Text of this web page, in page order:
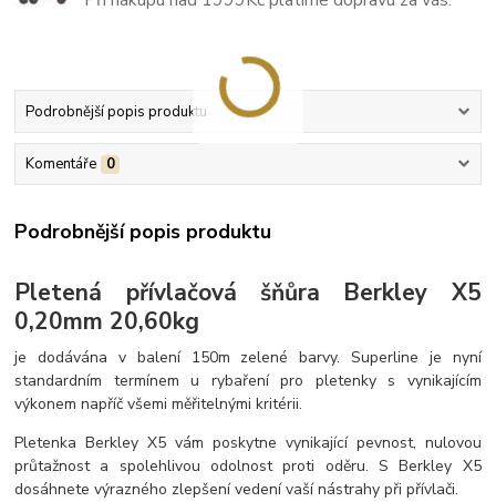
Podrobnější popis produktu
Komentáře 0
Podrobnější popis produktu
Pletená přívlačová šňůra Berkley X5
0,20mm 20,60kg
je dodávána v balení 150m zelené barvy. Superline je nyní
standardním termínem u rybaření pro pletenky s vynikajícím
výkonem napříč všemi měřitelnými kritérii.
Pletenka Berkley X5 vám poskytne vynikající pevnost, nulovou
průtažnost a spolehlivou odolnost proti oděru. S Berkley X5
dosáhnete výrazného zlepšení vedení vaší nástrahy při přívlači.